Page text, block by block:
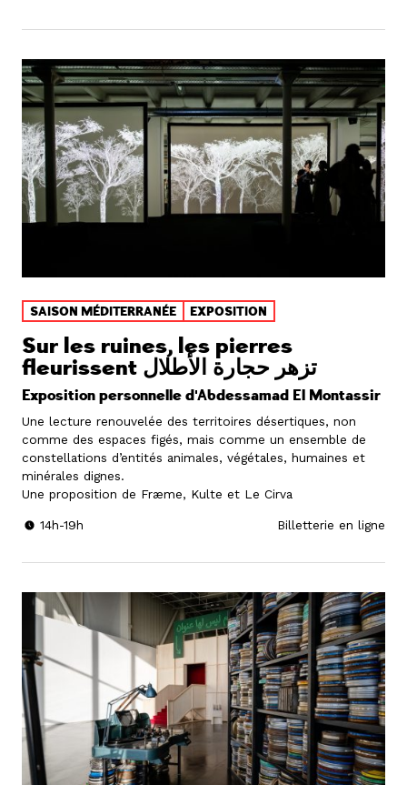
SAISON MÉDITERRANÉE EXPOSITION
Sur les ruines, les pierres
fleurissent تزهر حجارة الأطلال
Exposition personnelle d'Abdessamad El Montassir
Une lecture renouvelée des territoires désertiques, non
comme des espaces figés, mais comme un ensemble de
constellations d’entités animales, végétales, humaines et
minérales dignes.
Une proposition de Fræme, Kulte et Le Cirva
14h-19h Billetterie en ligne